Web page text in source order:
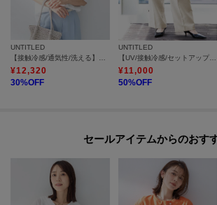
UNTITLED
¥12,320
30%OFF
UNTITLED
¥11,000
50%OFF
セールアイテムからのおす